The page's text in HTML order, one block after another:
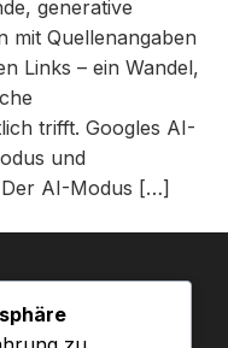
generative
mit Quellenangaben
Links – ein Wandel,
trifft. Googles AI-
und
AI-Modus […]